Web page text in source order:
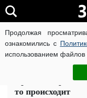
Продолжая
ознакомились с
использованием файлов
ВОЙНА РОССИИ
Общество
Крики и
то происходит